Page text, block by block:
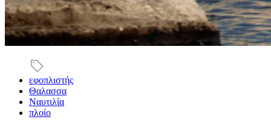
εφοπλιστής
Θαλασσα
Ναυτιλία
πλοίο